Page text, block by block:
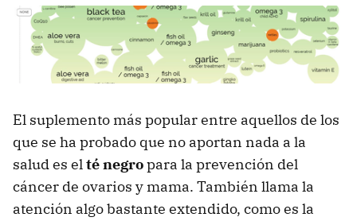
El suplemento más popular entre aquellos de los
que se ha probado que no aportan nada a la
salud es elté negropara la prevención del
cáncer de ovarios y mama. También llama la
atención algo bastante extendido, como es la